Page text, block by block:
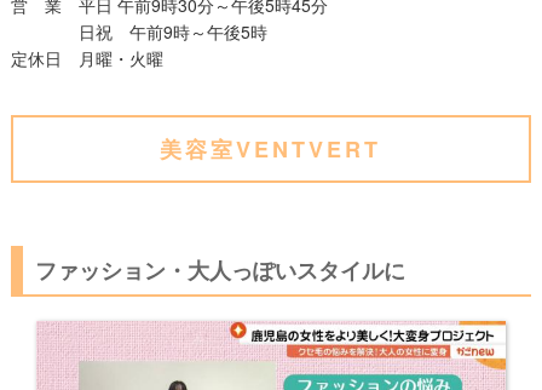
日祝 午前9時～午後5時
定休日 月曜・火曜
美容室VENTVERT
ファッション・大人っぽいスタイルに